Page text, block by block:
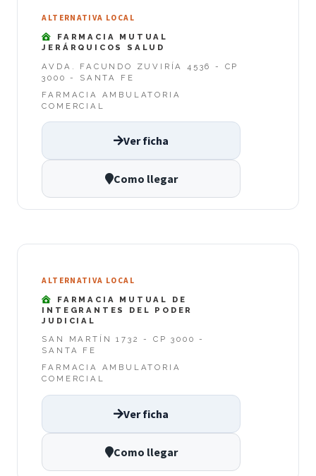
ALTERNATIVA LOCAL
FARMACIA MUTUAL
JERÁRQUICOS SALUD
AVDA. FACUNDO ZUVIRÍA 4536 - CP
3000 - SANTA FE
FARMACIA AMBULATORIA
COMERCIAL
Ver ficha
Como llegar
ALTERNATIVA LOCAL
FARMACIA MUTUAL DE
INTEGRANTES DEL PODER
JUDICIAL
SAN MARTÍN 1732 - CP 3000 -
SANTA FE
FARMACIA AMBULATORIA
COMERCIAL
Ver ficha
Como llegar